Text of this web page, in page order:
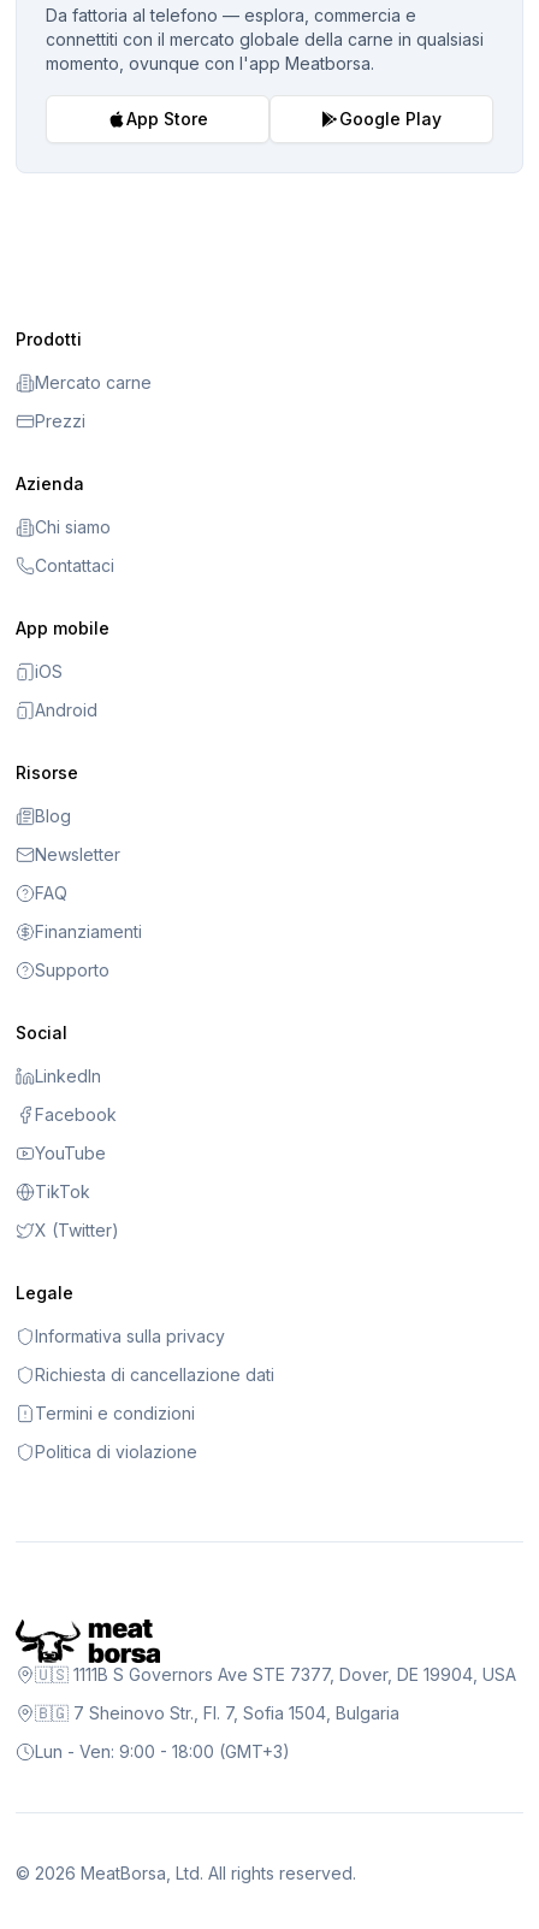
Da fattoria al telefono — esplora, commercia e
connettiti con il mercato globale della carne in qualsiasi
momento, ovunque con l'app Meatborsa.
App Store Google Play
Prodotti
Mercato carne
Prezzi
Azienda
Chi siamo
Contattaci
App mobile
iOS
Android
Risorse
Blog
Newsletter
FAQ
Finanziamenti
Supporto
Social
LinkedIn
Facebook
YouTube
TikTok
X (Twitter)
Legale
Informativa sulla privacy
Richiesta di cancellazione dati
Termini e condizioni
Politica di violazione
🇺🇸 1111B S Governors Ave STE 7377, Dover, DE 19904, USA
🇧🇬 7 Sheinovo Str., Fl. 7, Sofia 1504, Bulgaria
Lun - Ven: 9:00 - 18:00 (GMT+3)
© 2026 MeatBorsa, Ltd. All rights reserved.